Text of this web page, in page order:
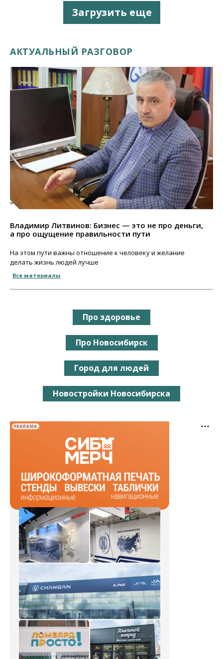
Загрузить еще
АКТУАЛЬНЫЙ РАЗГОВОР
Владимир Литвинов: Бизнес — это не про деньги,
а про ощущение правильности пути
На этом пути важны отношение к человеку и желание
делать жизнь людей лучше
Все материалы
Про здоровье
Про Новосибирск
Город для людей
Новостройки Новосибирска
РЕКЛАМА